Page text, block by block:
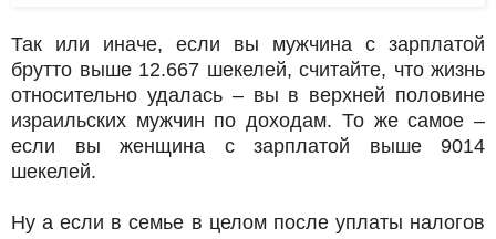
Так или иначе, если вы мужчина с зарплатой
брутто выше 12.667 шекелей, считайте, что жизнь
относительно удалась – вы в верхней половине
израильских мужчин по доходам. То же самое –
если вы женщина с зарплатой выше 9014
шекелей.
Ну а если в семье в целом после уплаты налогов